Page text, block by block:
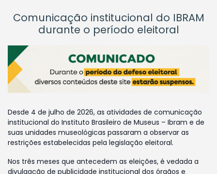
Comunicação institucional do IBRAM
durante o período eleitoral
Desde 4 de julho de 2026, as atividades de comunicação
institucional do Instituto Brasileiro de Museus – Ibram e de
suas unidades museológicas passaram a observar as
restrições estabelecidas pela legislação eleitoral.
Nos três meses que antecedem as eleições, é vedada a
divulgação de publicidade institucional dos órgãos e